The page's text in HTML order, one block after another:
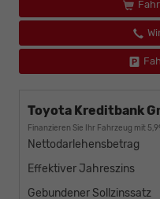
Toyota Kreditbank
Finanzieren Sie Ihr Fahrzeug mit
Nettodarlehensbetrag
Effektiver Jahreszins
Gebundener Sollzinssatz